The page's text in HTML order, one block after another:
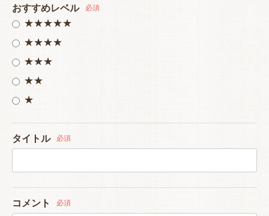
おすすめレベル 必須
★★★★★
★★★★
★★★
★★
★
タイトル 必須
コメント 必須